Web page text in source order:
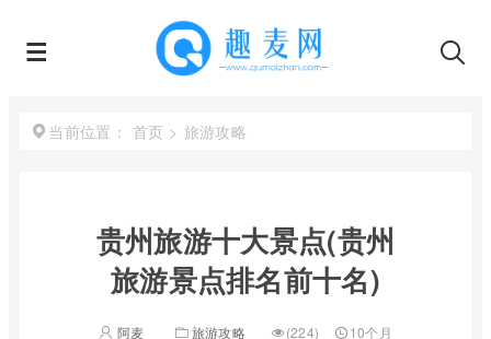
当前位置： 首页 > 旅游攻略
贵州旅游十大景点(贵州
旅游景点排名前十名)
阿麦 旅游攻略 (224)
10个月